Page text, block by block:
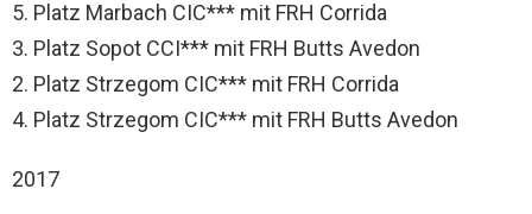
5. Platz Marbach CIC*** mit FRH Corrida
3. Platz Sopot CCI*** mit FRH Butts Avedon
2. Platz Strzegom CIC*** mit FRH Corrida
4. Platz Strzegom CIC*** mit FRH Butts Avedon
2017